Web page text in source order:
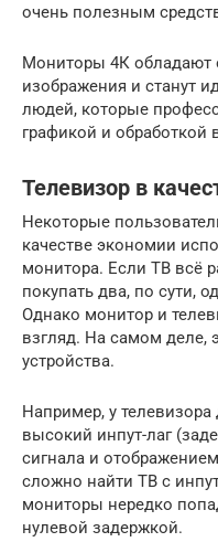
очень полезным
Мониторы 4К обладают
изображения и станут
людей, которые
графикой и обработкой
Телевизор в
Некоторые
качестве экономии
монитора. Если ТВ всё
покупать два, по сути,
Однако монитор и
взгляд. На самом деле,
устройства.
Например, у
высокий инпут-лаг
сигнала и
сложно найти ТВ с
мониторы нередко
нулевой задержкой.